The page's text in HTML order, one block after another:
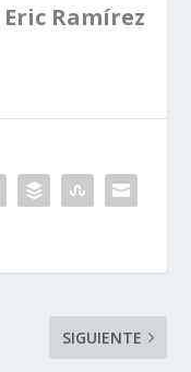
Eric Ramírez
SIGUIENTE